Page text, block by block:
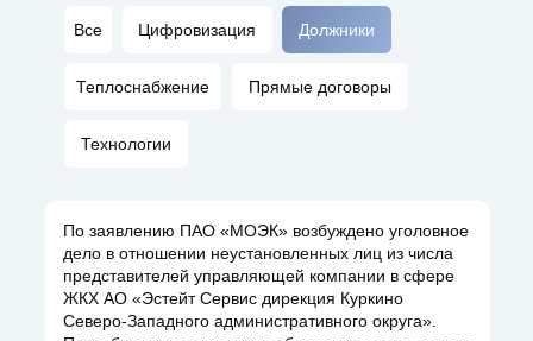
Технологии
Прямые договоры
Теплоснабжение
Должники
Цифровизация
Все
По заявлению ПАО «МОЭК» возбуждено уголовное
дело в отношении неустановленных лиц из числа
представителей управляющей компании в сфере
ЖКХ АО «Эстейт Сервис дирекция Куркино
Северо-Западного административного округа».